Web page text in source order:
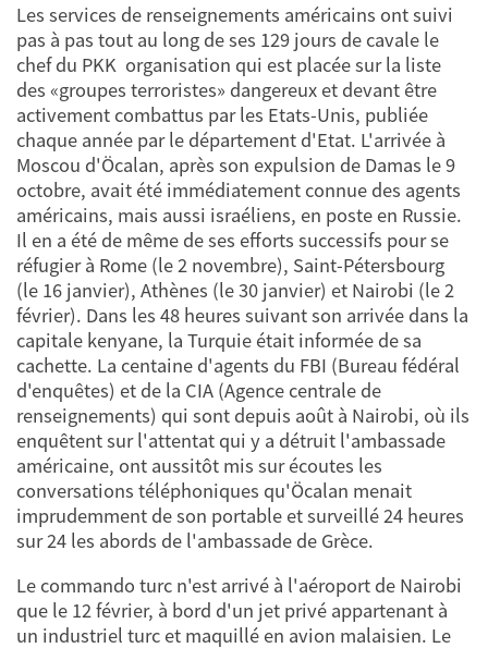
Les services de renseignements américains ont suivi
pas à pas tout au long de ses 129 jours de cavale le
chef du PKK ­ organisation qui est placée sur la liste
des «groupes terroristes» dangereux et devant être
activement combattus par les Etats-Unis, publiée
chaque année par le département d'Etat. L'arrivée à
Moscou d'Öcalan, après son expulsion de Damas le 9
octobre, avait été immédiatement connue des agents
américains, mais aussi israéliens, en poste en Russie.
Il en a été de même de ses efforts successifs pour se
réfugier à Rome (le 2 novembre), Saint-Pétersbourg
(le 16 janvier), Athènes (le 30 janvier) et Nairobi (le 2
février). Dans les 48 heures suivant son arrivée dans la
capitale kenyane, la Turquie était informée de sa
cachette. La centaine d'agents du FBI (Bureau fédéral
d'enquêtes) et de la CIA (Agence centrale de
renseignements) qui sont depuis août à Nairobi, où ils
enquêtent sur l'attentat qui y a détruit l'ambassade
américaine, ont aussitôt mis sur écoutes les
conversations téléphoniques qu'Öcalan menait
imprudemment de son portable et surveillé 24 heures
sur 24 les abords de l'ambassade de Grèce.
Le commando turc n'est arrivé à l'aéroport de Nairobi
que le 12 février, à bord d'un jet privé appartenant à
un industriel turc et maquillé en avion malaisien. Le